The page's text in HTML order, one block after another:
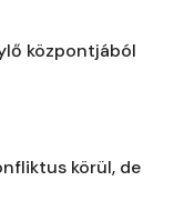
központjából
körül, de